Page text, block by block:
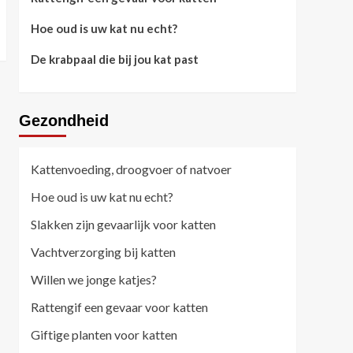
Hoe oud is uw kat nu echt?
De krabpaal die bij jou kat past
Gezondheid
Kattenvoeding, droogvoer of natvoer
Hoe oud is uw kat nu echt?
Slakken zijn gevaarlijk voor katten
Vachtverzorging bij katten
Willen we jonge katjes?
Rattengif een gevaar voor katten
Giftige planten voor katten